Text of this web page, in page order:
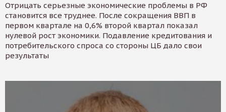
Отрицать серьезные экономические проблемы в РФ
становится все труднее. После сокращения ВВП в
первом квартале на 0,6% второй квартал показал
нулевой рост экономики. Подавление кредитования и
потребительского спроса со стороны ЦБ дало свои
результаты